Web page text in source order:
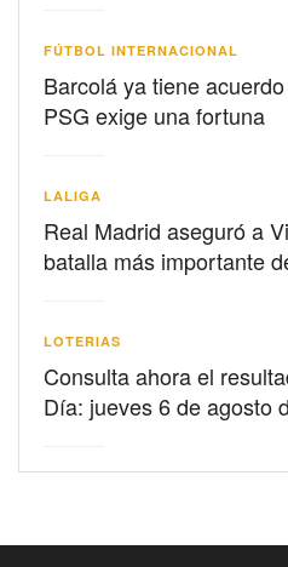
FÚTBOL INTERNACIONAL
Barcolá ya tiene
PSG exige una fortuna
LALIGA
Real Madrid aseguró a
batalla más importante
LOTERIAS
Consulta ahora el
Día: jueves 6 de agosto